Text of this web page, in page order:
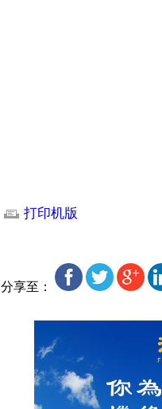
打印机版
分享至：